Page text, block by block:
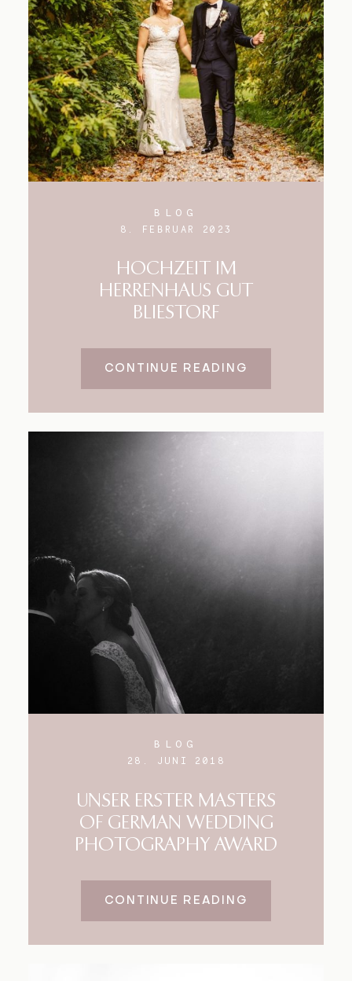
BLOG
8. FEBRUAR 2023
HOCHZEIT IM
HERRENHAUS GUT
BLIESTORF
CONTINUE READING
BLOG
28. JUNI 2018
UNSER ERSTER MASTERS
OF GERMAN WEDDING
PHOTOGRAPHY AWARD
CONTINUE READING
Blog
Impressum